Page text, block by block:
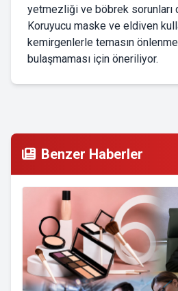
yetmezliği ve böbrek sorunları
Koruyucu maske ve eldiven
kemirgenlerle temasın
bulaşmaması için öneriliyor.
Benzer Haberler